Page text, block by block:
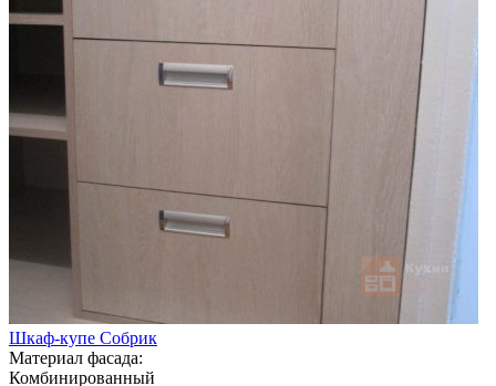
Шкаф-купе Собрик
Материал фасада:
Комбинированный